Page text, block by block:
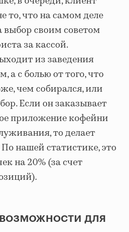
то, что на самом деле
выбор своим советом
за кассой.
из заведения
а с болью от того, что
чем собирался, или
Если он заказывает
приложение кофейни
то делает
нашей статистике, это
на 20% (за счет
для